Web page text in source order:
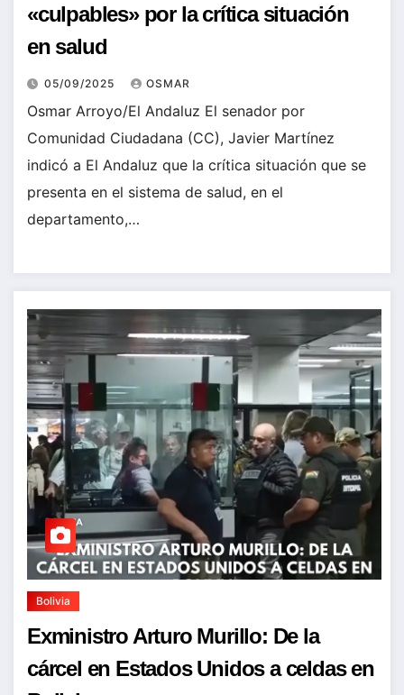
«culpables» por la crítica situación
en salud
05/09/2025 OSMAR
Osmar Arroyo/El Andaluz El senador por
Comunidad Ciudadana (CC), Javier Martínez
indicó a El Andaluz que la crítica situación que se
presenta en el sistema de salud, en el
departamento,…
Bolivia
Exministro Arturo Murillo: De la
cárcel en Estados Unidos a celdas en